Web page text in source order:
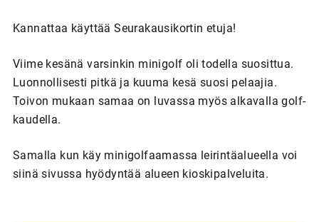
Kannattaa käyttää Seurakausikortin etuja!
Viime kesänä varsinkin minigolf oli todella suosittua.
Luonnollisesti pitkä ja kuuma kesä suosi pelaajia.
Toivon mukaan samaa on luvassa myös alkavalla golf-
kaudella.
Samalla kun käy minigolfaamassa leirintäalueella voi
siinä sivussa hyödyntää alueen kioskipalveluita.